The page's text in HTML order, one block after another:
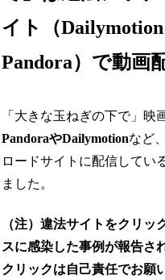
イト（Dailymotion
Pandora）で動画
「大きな玉ねぎの下で」映
PandoraやDailymotionなど
ロードサイトに配信してい
ました。
（注）違法サイトをクリッ
スに感染した事例が報告さ
クリックは自己責任でお願